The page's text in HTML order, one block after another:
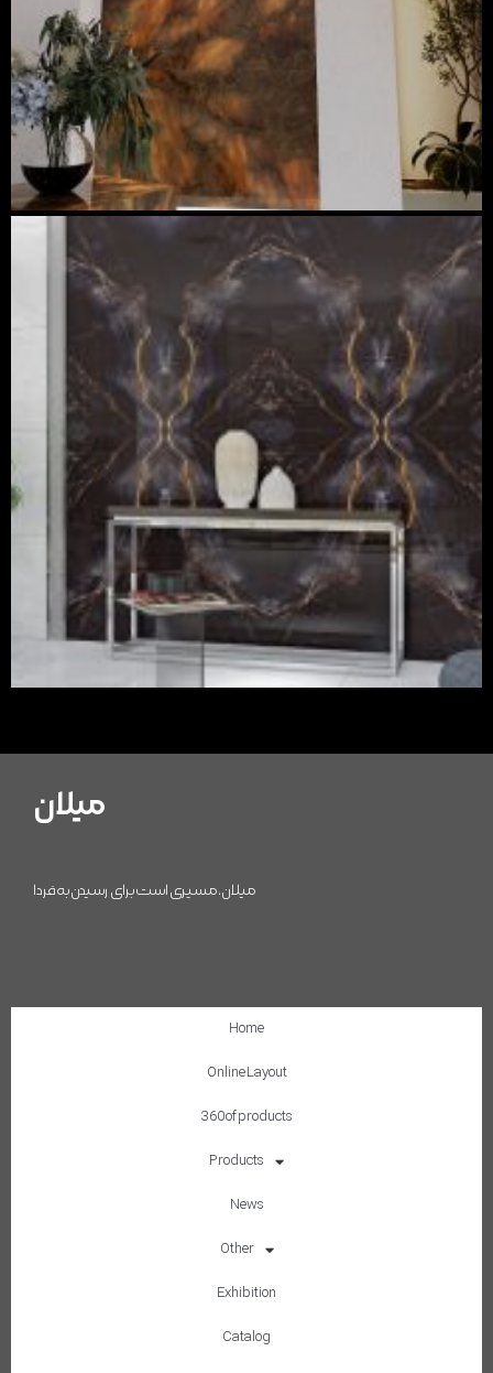
میلان
میلان، مسیری است برای رسیدن به فردا
Home
Online Layout
360 of products
Products
News
Other
Exhibition
Catalog